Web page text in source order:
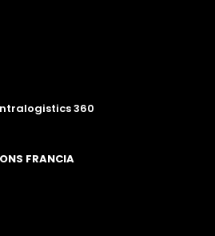
360
FRANCIA